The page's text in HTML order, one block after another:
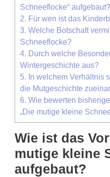
Schneeflocke“ aufgebaut?
2. Für wen ist das
3. Welche Botschaft
Schneeflocke?
4. Durch welche
Wintergeschichte aus?
5. In welchem Verhältnis
die Mutgeschichte
6. Wie bewerten
„Die mutige kleine
Wie ist das
mutige kleine
aufgebaut?